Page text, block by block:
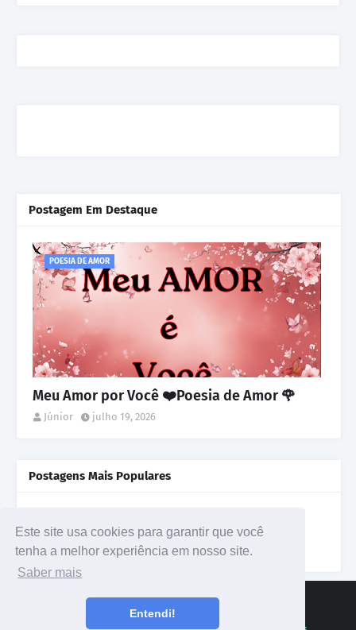
Este site usa cookies para garantir que você
tenha a melhor experiência em nosso site.
Saber mais
Entendi!
Postagem Em Destaque
POESIA DE AMOR
Meu Amor por Você ❤️Poesia de Amor 🌹
Júnior julho 19, 2026
Postagens Mais Populares
agosto 24, 2022
POLITICA DE PRIVACIDADE